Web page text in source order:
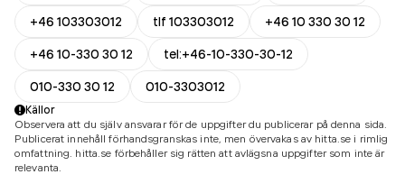
+46 103303012
tlf 103303012
+46 10 330 30 12
+46 10-330 30 12
tel:+46-10-330-30-12
010-330 30 12
010-3303012
Källor
Observera att du själv ansvarar för de uppgifter du publicerar på denna sida.
Publicerat innehåll förhandsgranskas inte, men övervakas av hitta.se i rimlig
omfattning. hitta.se förbehåller sig rätten att avlägsna uppgifter som inte är
relevanta.